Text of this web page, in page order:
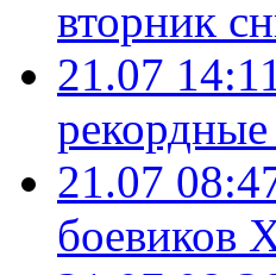
вторник
21.07
21.07
боевиков